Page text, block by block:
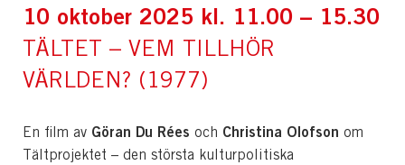
10 oktober 2025 kl. 11.00 – 15.30
TÄLTET – VEM TILLHÖR
VÄRLDEN? (1977)
En film av Göran Du Rées och Christina Olofson om
Tältprojektet – den största kulturpolitiska